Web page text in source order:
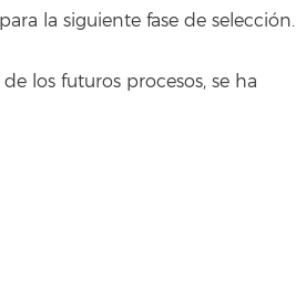
la siguiente fase de selección.
los futuros procesos, se ha